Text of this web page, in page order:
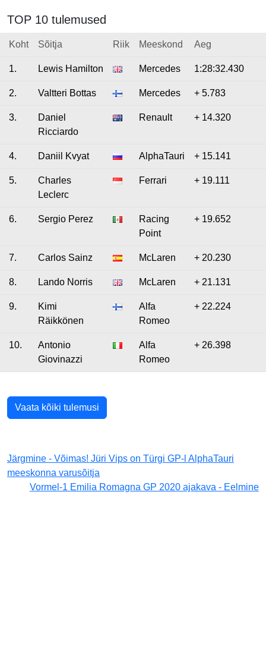
TOP 10 tulemused
Koht Sõitja Riik Meeskond Aeg
1. Lewis Hamilton Mercedes 1:28:32.430
2. Valtteri Bottas Mercedes + 5.783
3.
Daniel
Ricciardo
Renault + 14.320
4. Daniil Kvyat AlphaTauri + 15.141
5.
Charles
Leclerc
Ferrari + 19.111
6. Sergio Perez
Racing
Point
+ 19.652
7. Carlos Sainz McLaren + 20.230
8. Lando Norris McLaren + 21.131
9.
Kimi
Räikkönen
Alfa
Romeo
+ 22.224
10.
Antonio
Giovinazzi
Alfa
Romeo
+ 26.398
Vaata kõiki tulemusi
Järgmine - Võimas! Jüri Vips on Türgi GP-l AlphaTauri
meeskonna varusõitja
Vormel-1 Emilia Romagna GP 2020 ajakava - Eelmine